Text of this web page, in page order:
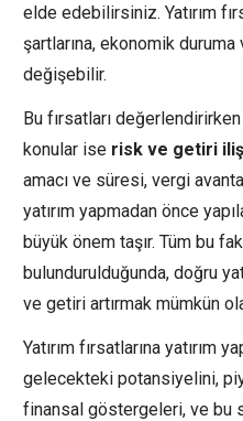
elde edebilirsiniz. Yatırım
şartlarına, ekonomik
değişebilir.
Bu fırsatları
konular ise risk ve getiri
amacı ve süresi, vergi
yatırım yapmadan önce
büyük önem taşır. Tüm bu
bulundurulduğunda, doğru
ve getiri artırmak mümkün
Yatırım fırsatlarına yatırım
gelecekteki potansiyelini,
finansal göstergeleri, ve bu